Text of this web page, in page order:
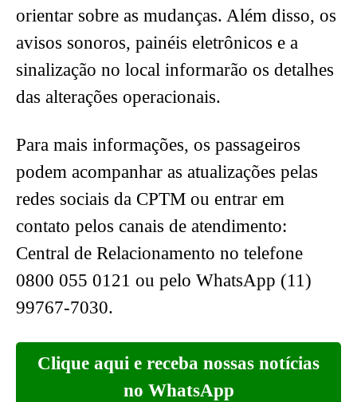
orientar sobre as mudanças. Além disso, os
avisos sonoros, painéis eletrônicos e a
sinalização no local informarão os detalhes
das alterações operacionais.
Para mais informações, os passageiros
podem acompanhar as atualizações pelas
redes sociais da CPTM ou entrar em
contato pelos canais de atendimento:
Central de Relacionamento no telefone
0800 055 0121 ou pelo WhatsApp (11)
99767-7030.
Clique aqui e receba nossas notícias
no WhatsApp